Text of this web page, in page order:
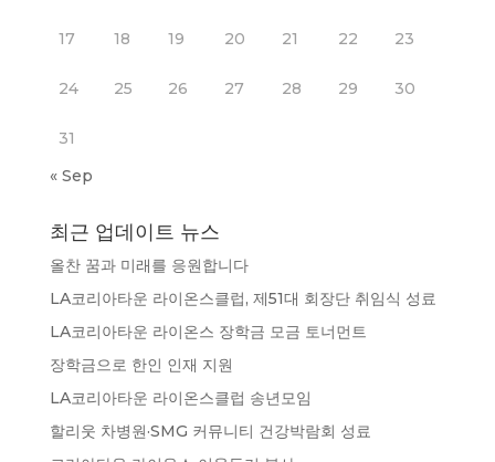
17 18 19 20 21 22 23
24 25 26 27 28 29 30
31
« Sep
최근 업데이트 뉴스
올찬 꿈과 미래를 응원합니다
LA코리아타운 라이온스클럽, 제51대 회장단 취임식 성료
LA코리아타운 라이온스 장학금 모금 토너먼트
장학금으로 한인 인재 지원
LA코리아타운 라이온스클럽 송년모임
할리웃 차병원·SMG 커뮤니티 건강박람회 성료